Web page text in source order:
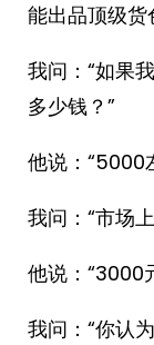
能出品顶级货
我问：“如果
多少钱？”
他说：“5000
我问：“市场
他说：“3000
我问：“你认